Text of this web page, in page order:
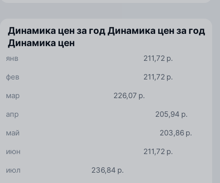
Динамика цен за годДинамика цен за год
Динамика цен
211,72 р.
янв
211,72 р.
фев
226,07 р.
мар
205,94 р.
апр
203,86 р.
май
211,72 р.
июн
236,84 р.
июл